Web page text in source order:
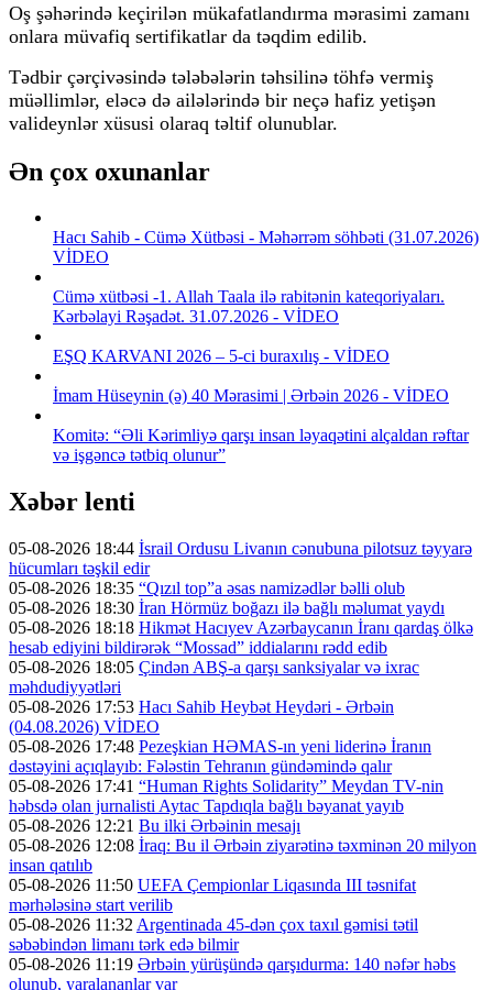
Oş şəhərində keçirilən mükafatlandırma mərasimi zamanı
onlara müvafiq sertifikatlar da təqdim edilib.
Tədbir çərçivəsində tələbələrin təhsilinə töhfə vermiş
müəllimlər, eləcə də ailələrində bir neçə hafiz yetişən
valideynlər xüsusi olaraq təltif olunublar.
Ən çox oxunanlar
Hacı Sahib - Cümə Xütbəsi - Məhərrəm söhbəti (31.07.2026)
VİDEO
Cümə xütbəsi -1. Allah Taala ilə rabitənin kateqoriyaları.
Kərbəlayi Rəşadət. 31.07.2026 - VİDEO
EŞQ KARVANI 2026 – 5-ci buraxılış - VİDEO
İmam Hüseynin (ə) 40 Mərasimi | Ərbəin 2026 - VİDEO
Komitə: “Əli Kərimliyə qarşı insan ləyaqətini alçaldan rəftar
və işgəncə tətbiq olunur”
Xəbər lenti
05-08-2026 18:44 İsrail Ordusu Livanın cənubuna pilotsuz təyyarə
hücumları təşkil edir
05-08-2026 18:35 “Qızıl top”a əsas namizədlər bəlli olub
05-08-2026 18:30 İran Hörmüz boğazı ilə bağlı məlumat yaydı
05-08-2026 18:18 Hikmət Hacıyev Azərbaycanın İranı qardaş ölkə
hesab ediyini bildirərək “Mossad” iddialarını rədd edib
05-08-2026 18:05 Çindən ABŞ-a qarşı sanksiyalar və ixrac
məhdudiyyətləri
05-08-2026 17:53 Hacı Sahib Heybət Heydəri - Ərbəin
(04.08.2026) VİDEO
05-08-2026 17:48 Pezeşkian HƏMAS-ın yeni liderinə İranın
dəstəyini açıqlayıb: Fələstin Tehranın gündəmində qalır
05-08-2026 17:41 “Human Rights Solidarity” Meydan TV-nin
həbsdə olan jurnalisti Aytac Tapdıqla bağlı bəyanat yayıb
05-08-2026 12:21 Bu ilki Ərbəinin mesajı
05-08-2026 12:08 İraq: Bu il Ərbəin ziyarətinə təxminən 20 milyon
insan qatılıb
05-08-2026 11:50 UEFA Çempionlar Liqasında III təsnifat
mərhələsinə start verilib
05-08-2026 11:32 Argentinada 45-dən çox taxıl gəmisi tətil
səbəbindən limanı tərk edə bilmir
05-08-2026 11:19 Ərbəin yürüşündə qarşıdurma: 140 nəfər həbs
olunub, yaralananlar var